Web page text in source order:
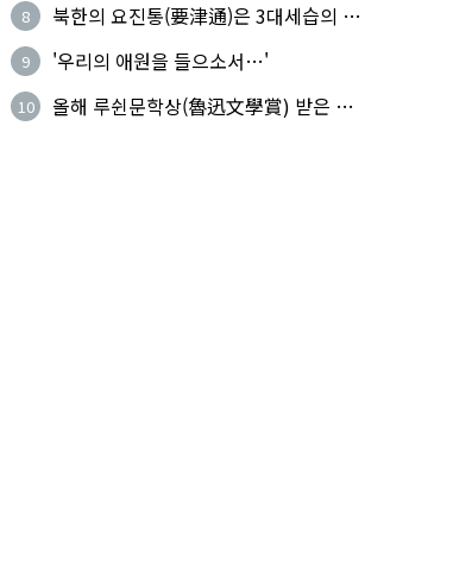
8
북한의 요진통(要津通)은 3대세습의 사
9 '우리의 애원을 들으소서…'
10
올해 루쉰문학상(魯迅文學賞) 받은 왕